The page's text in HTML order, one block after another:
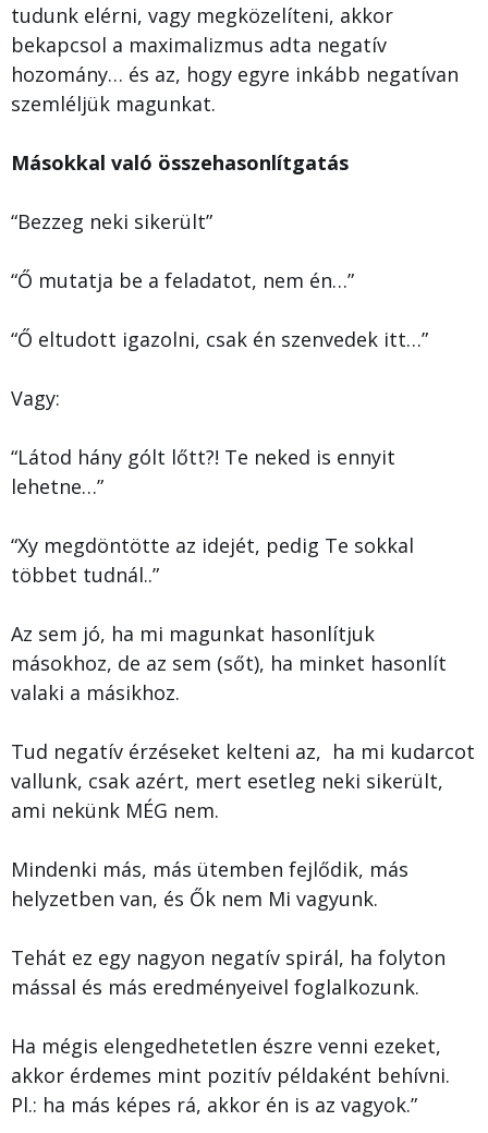
tudunk elérni, vagy megközelíteni, akkor
bekapcsol a maximalizmus adta negatív
hozomány… és az, hogy egyre inkább negatívan
szemléljük magunkat.
Másokkal való összehasonlítgatás
“Bezzeg neki sikerült”
“Ő mutatja be a feladatot, nem én…”
“Ő eltudott igazolni, csak én szenvedek itt…”
Vagy:
“Látod hány gólt lőtt?! Te neked is ennyit
lehetne…”
“Xy megdöntötte az idejét, pedig Te sokkal
többet tudnál..”
Az sem jó, ha mi magunkat hasonlítjuk
másokhoz, de az sem (sőt), ha minket hasonlít
valaki a másikhoz.
Tud negatív érzéseket kelteni az, ha mi kudarcot
vallunk, csak azért, mert esetleg neki sikerült,
ami nekünk MÉG nem.
Mindenki más, más ütemben fejlődik, más
helyzetben van, és Ők nem Mi vagyunk.
Tehát ez egy nagyon negatív spirál, ha folyton
mással és más eredményeivel foglalkozunk.
Ha mégis elengedhetetlen észre venni ezeket,
akkor érdemes mint pozitív példaként behívni.
Pl.: ha más képes rá, akkor én is az vagyok.”